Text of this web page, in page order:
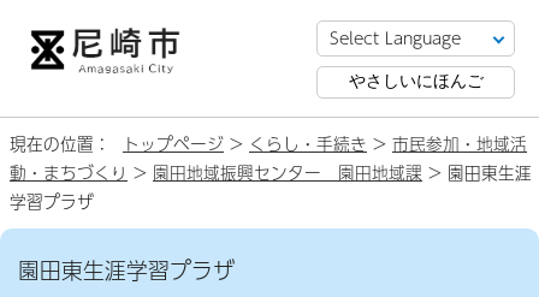
やさしいにほんご
現在の位置： トップページ > くらし・手続き > 市民参加・地域活
動・まちづくり > 園田地域振興センター 園田地域課 > 園田東生涯
学習プラザ
園田東生涯学習プラザ